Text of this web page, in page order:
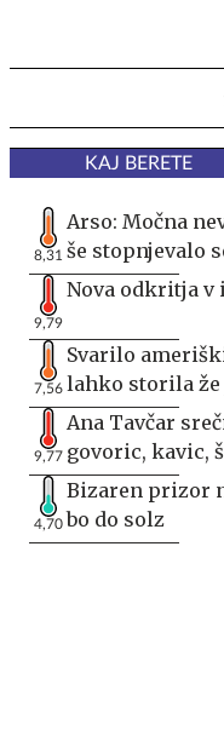
KAJ BERETE
8,31
Arso: Močna
še stopnjevalo
9,79
Nova odkritja v
7,56
Svarilo
lahko storila že
9,77
Ana Tavčar
govoric, kavic,
4,70
Bizaren prizor
bo do solz